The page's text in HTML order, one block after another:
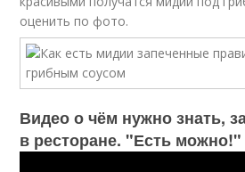
оценить по фото.
Видео о чём нужно знать,
в ресторане. "Есть можно!"